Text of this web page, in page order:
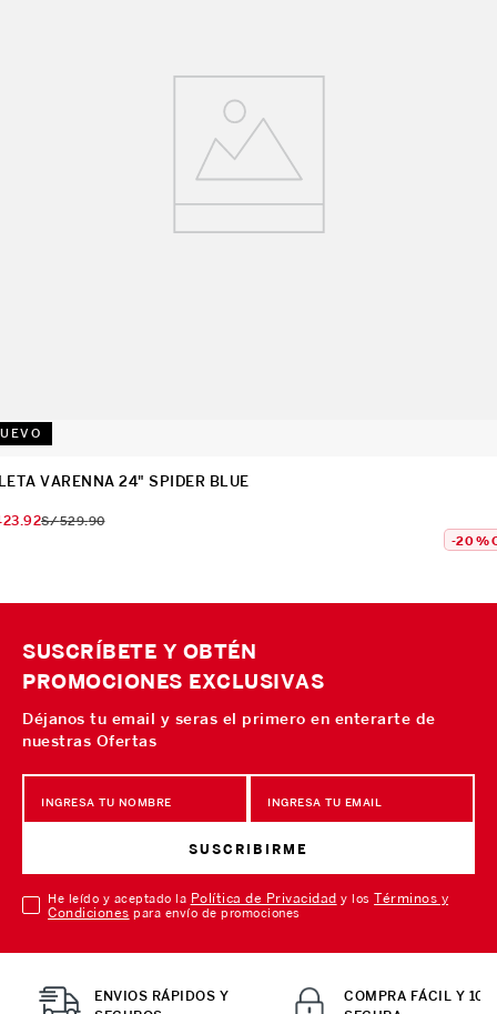
VARENNA 24" SPIDER BLUE
.92S/529.90
-20 %
SUSCRÍBETE Y OBTÉN
PROMOCIONES EXCLUSIVAS
Déjanos tu email y seras el primero en enterarte de
nuestras Ofertas
SUSCRIBIRME
He leído y aceptado la Política de Privacidad y losTérminos y
Condiciones para envío de promociones
ENVIOS RÁPIDOS Y
COMPRA FÁCIL Y